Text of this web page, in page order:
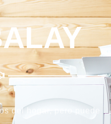
del hogar, pero puede